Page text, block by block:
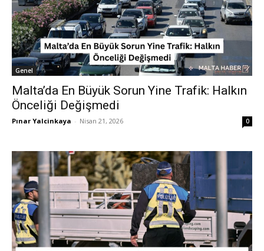
Genel
Malta’da En Büyük Sorun Yine Trafik: Halkın
Önceliği Değişmedi
Pınar Yalcinkaya - Nisan 21, 2026 0